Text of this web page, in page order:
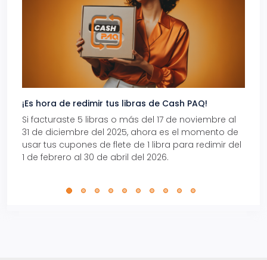
¡Es hora de redimir tus libras de Cash PAQ!
Si facturaste 5 libras o más del 17 de noviembre al
31 de diciembre del 2025, ahora es el momento de
usar tus cupones de flete de 1 libra para redimir del
1 de febrero al 30 de abril del 2026.